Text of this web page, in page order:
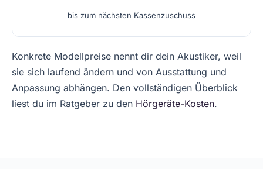
bis zum nächsten Kassenzuschuss
Konkrete Modellpreise nennt dir dein Akustiker, weil
sie sich laufend ändern und von Ausstattung und
Anpassung abhängen. Den vollständigen Überblick
liest du im Ratgeber zu den Hörgeräte-Kosten.